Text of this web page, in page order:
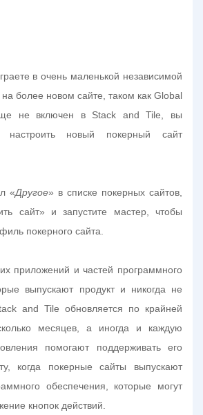
в очень маленькой независимой
более новом сайте, таком как Global
не включен в Stack and Tile, вы
настроить новый покерный сайт
«Другое» в списке покерных сайтов,
сайт» и запустите мастер, чтобы
покерного сайта.
приложений и частей программного
выпускают продукт и никогда не
and Tile обновляется по крайней
месяцев, а иногда и каждую
помогают поддерживать его
когда покерные сайты выпускают
обеспечения, которые могут
кнопок действий.